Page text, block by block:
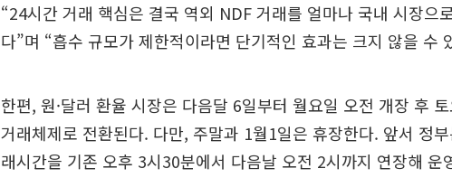
“24시간 거래 핵심은 결국 역외 NDF 거래를 얼마나 국내 시장으
다”며 “흡수 규모가 제한적이라면 단기적인 효과는 크지 않을 수
한편, 원·달러 환율 시장은 다음달 6일부터 월요일 오전 개장 후
거래체제로 전환된다. 다만, 주말과 1월1일은 휴장한다. 앞서 정
래시간을 기존 오후 3시30분에서 다음날 오전 2시까지 연장해 운